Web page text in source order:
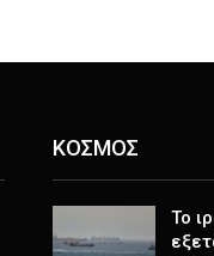
ΚΟΣΜΟΣ
Το